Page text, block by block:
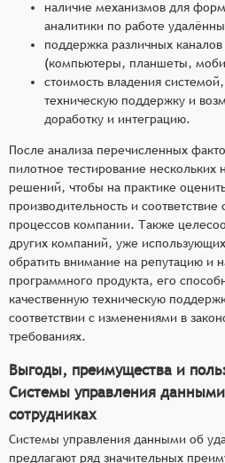
наличие механизмов для
аналитики по работе
поддержка различных каналов
(компьютеры, планшеты,
стоимость владения
техническую поддержку и
доработку и интеграцию.
После анализа перечисленных
пилотное тестирование
решений, чтобы на практике
производительность и
процессов компании. Также
других компаний, уже
обратить внимание на репутацию и
программного продукта, его
качественную техническую
соответствии с изменениями в
требованиях.
Выгоды, преимущества и
Системы управления
сотрудниках
Системы управления данными об
предлагают ряд значительных